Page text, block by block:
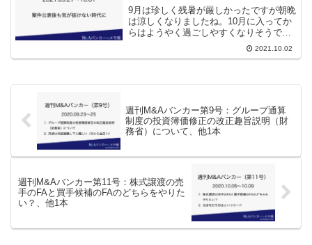
9月は珍しく残暑が厳しかったですが朝晩
は涼しくなりましたね。10月に入ってか
らはようやく過ごしやすくなりそうで
す、、、そう、もう10月なんですよ。1年
はあっという間です。さて、今週は、
2021.10.02
週刊M&Aバンカー第9号：グループ通算
制度の投資簿価修正の改正趣旨説明（財
務省）について、他1本
週刊M&Aバンカー第11号：株式譲渡の売
手のFAと買手候補のFAのどちらをやりた
い？、他1本